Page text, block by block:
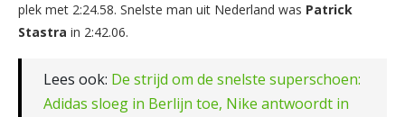
plek met 2:24.58. Snelste man uit Nederland was Patrick
Stastra in 2:42.06.
Lees ook: De strijd om de snelste superschoen:
Adidas sloeg in Berlijn toe, Nike antwoordt in